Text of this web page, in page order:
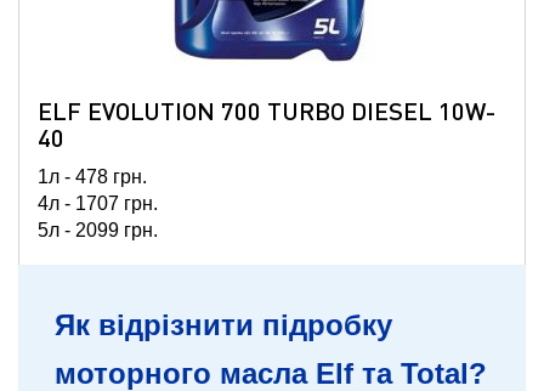
ELF EVOLUTION 700 TURBO DIESEL 10W-
40
1л - 478 грн.
4л - 1707 грн.
5л - 2099 грн.
Як відрізнити підробку
моторного масла Elf та Total?